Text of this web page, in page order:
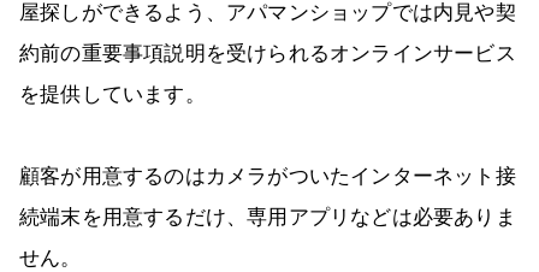
屋探しができるよう、アパマンショップでは内見や契
約前の重要事項説明を受けられるオンラインサービス
を提供しています。
顧客が用意するのはカメラがついたインターネット接
続端末を用意するだけ、専用アプリなどは必要ありま
せん。